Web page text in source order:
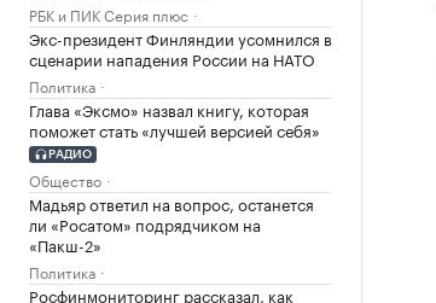
РБК и ПИК Серия плюс
Экс-президент Финляндии усомнился в
сценарии нападения России на НАТО
Политика
Глава «Эксмо» назвал книгу, которая
поможет стать «лучшей версией себя»
РАДИО
Общество
Мадьяр ответил на вопрос, останется
ли «Росатом» подрядчиком на
«Пакш-2»
Политика
Росфинмониторинг рассказал, как